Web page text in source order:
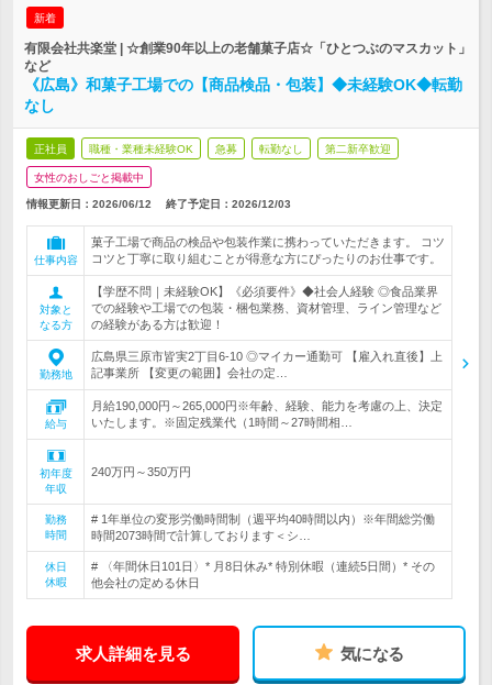
新着
有限会社共楽堂 | ☆創業90年以上の老舗菓子店☆「ひとつぶのマスカット」
など
《広島》和菓子工場での【商品検品・包装】◆未経験OK◆転勤
なし
正社員 職種・業種未経験OK 急募 転勤なし 第二新卒歓迎
女性のおしごと掲載中
情報更新日：2026/06/12 終了予定日： 2026/12/03
仕事内容
菓子工場で商品の検品や包装作業に携わっていただきます。 コツ
コツと丁寧に取り組むことが得意な方にぴったりのお仕事です。
対象と
なる方
【学歴不問｜未経験OK】《必須要件》◆社会人経験 ◎食品業界
での経験や工場での包装・梱包業務、資材管理、ライン管理など
の経験がある方は歓迎！
勤務地
広島県三原市皆実2丁目6-10 ◎マイカー通勤可 【雇入れ直後】上
記事業所 【変更の範囲】会社の定…
給与
月給190,000円～265,000円※年齢、経験、能力を考慮の上、決定
いたします。※固定残業代（1時間～27時間相…
初年度
年収
240万円～350万円
勤務
時間
# 1年単位の変形労働時間制（週平均40時間以内）※年間総労働
時間2073時間で計算しております＜シ…
休日
休暇
# 〈年間休日101日〉* 月8日休み* 特別休暇（連続5日間）* その
他会社の定める休日
求人詳細を見る 気になる